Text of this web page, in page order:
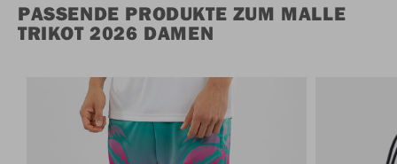
PASSENDE PRODUKTE ZUM MALLE
TRIKOT 2026 DAMEN